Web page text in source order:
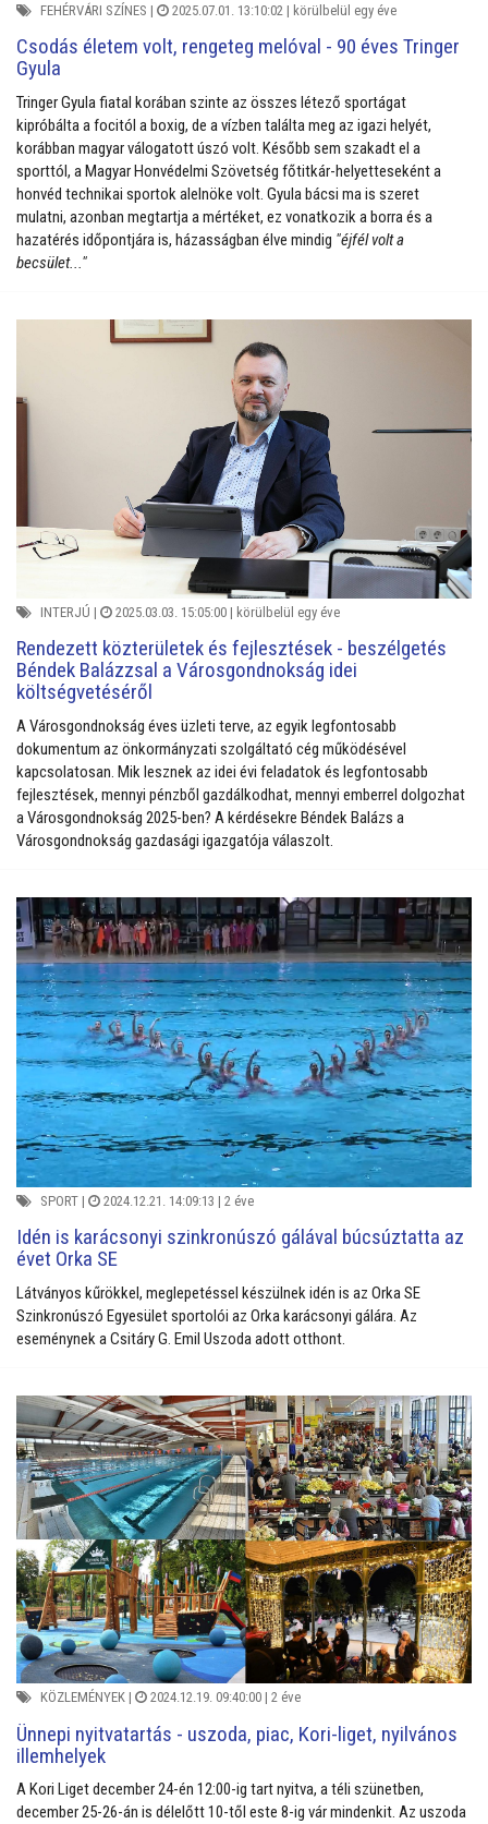
FEHÉRVÁRI SZÍNES | 2025.07.01. 13:10:02 | körülbelül egy éve
Csodás életem volt, rengeteg melóval - 90 éves Tringer
Gyula
Tringer Gyula fiatal korában szinte az összes létező sportágat
kipróbálta a focitól a boxig, de a vízben találta meg az igazi helyét,
korábban magyar válogatott úszó volt. Később sem szakadt el a
sporttól, a Magyar Honvédelmi Szövetség főtitkár-helyetteseként a
honvéd technikai sportok alelnöke volt. Gyula bácsi ma is szeret
mulatni, azonban megtartja a mértéket, ez vonatkozik a borra és a
hazatérés időpontjára is, házasságban élve mindig "éjfél volt a
becsület..."
INTERJÚ | 2025.03.03. 15:05:00 | körülbelül egy éve
Rendezett közterületek és fejlesztések - beszélgetés
Béndek Balázzsal a Városgondnokság idei
költségvetéséről
A Városgondnokság éves üzleti terve, az egyik legfontosabb
dokumentum az önkormányzati szolgáltató cég működésével
kapcsolatosan. Mik lesznek az idei évi feladatok és legfontosabb
fejlesztések, mennyi pénzből gazdálkodhat, mennyi emberrel dolgozhat
a Városgondnokság 2025-ben? A kérdésekre Béndek Balázs a
Városgondnokság gazdasági igazgatója válaszolt.
SPORT | 2024.12.21. 14:09:13 | 2 éve
Idén is karácsonyi szinkronúszó gálával búcsúztatta az
évet Orka SE
Látványos kűrökkel, meglepetéssel készülnek idén is az Orka SE
Szinkronúszó Egyesület sportolói az Orka karácsonyi gálára. Az
eseménynek a Csitáry G. Emil Uszoda adott otthont.
KÖZLEMÉNYEK | 2024.12.19. 09:40:00 | 2 éve
Ünnepi nyitvatartás - uszoda, piac, Kori-liget, nyilvános
illemhelyek
A Kori Liget december 24-én 12:00-ig tart nyitva, a téli szünetben,
december 25-26-án is délelőtt 10-től este 8-ig vár mindenkit. Az uszoda